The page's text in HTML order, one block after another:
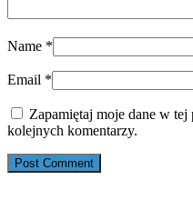
Name *
Email *
Zapamiętaj moje dane w tej
kolejnych komentarzy.